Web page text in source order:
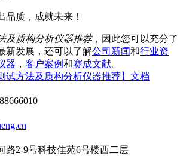
质，成就未来！
及质构分析仪器推荐，因此您可以充分了
新发展，还可以了解公司新闻和行业资
器 ， 客户案例和赛成文献。
试方法及质构分析仪器推荐】文档
路2-9号科技佳苑6号楼西二层